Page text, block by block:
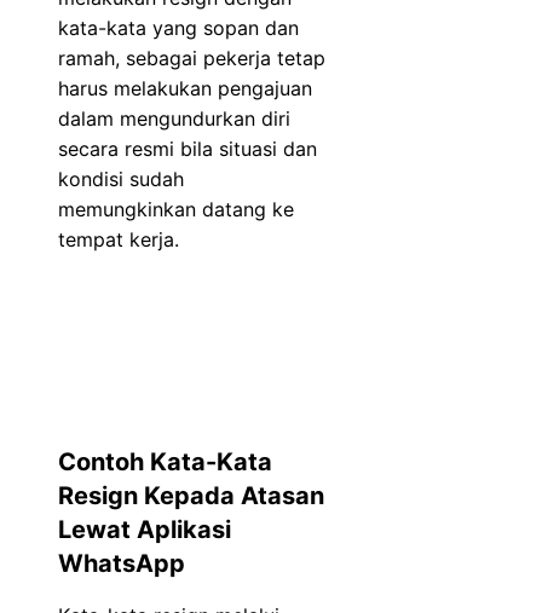
kata-kata yang sopan dan
ramah, sebagai pekerja tetap
harus melakukan pengajuan
dalam mengundurkan diri
secara resmi bila situasi dan
kondisi sudah
memungkinkan datang ke
tempat kerja.
Contoh Kata-Kata
Resign Kepada Atasan
Lewat Aplikasi
WhatsApp